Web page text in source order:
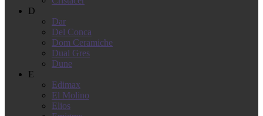
D
Dar
Del Conca
Dom Ceramiche
Dual Gres
Dune
E
Edimax
El Molino
Elios